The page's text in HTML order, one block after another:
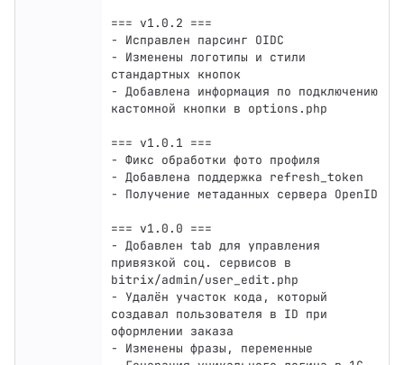
=== v1.0.2 ===
- Исправлен парсинг OIDC
- Изменены логотипы и стили
стандартных кнопок
- Добавлена информация по подключению
кастомной кнопки в options.php
=== v1.0.1 ===
- Фикс обработки фото профиля
- Добавлена поддержка refresh_token
- Получение метаданных сервера OpenID
=== v1.0.0 ===
- Добавлен tab для управления
привязкой соц. сервисов в
bitrix/admin/user_edit.php
- Удалён участок кода, который
создавал пользователя в ID при
оформлении заказа
- Изменены фразы, переменные